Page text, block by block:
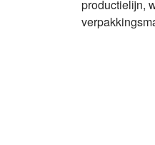
productielijn,